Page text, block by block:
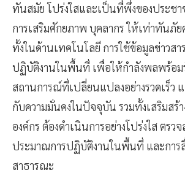
ทันสมัย​ โปร่งใสและเป็นที่พึ่งของประชา
การเสริมศักยภาพ บุคลากร ให้เท่าทันภั
ทั้งในด้านเทคโนโลยี​ การใช้ข้อมูลข่าวส
ปฏิบัติงานในพื้นที่​ เพื่อให้กำลังพลพร้อ
สถานการณ์ที่เปลี่ยนแปลงอย่างรวดเร็ว​
กับความมั่นคงในปัจจุบัน​ รวมทั้งเสริมสร้า
องค์กร​ ต้องดำเนินการอย่างโปร่งใส​ ตรว
ประมาณการปฏิบัติงานในพื้นที่​ และการ
สาธารณะ​